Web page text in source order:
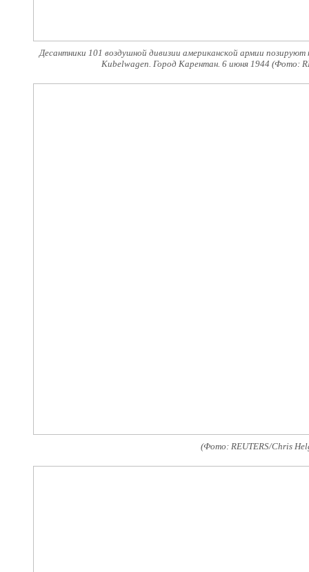
Десантники 101 воздушной дивизии американской армии позируют
Kubelwagen. Город Карентан. 6 июня 1944 (Фото:
(Фото: REUTERS/Chris